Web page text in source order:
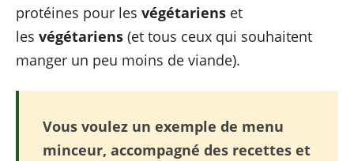
protéines pour les végétariens et
les végétariens (et tous ceux qui souhaitent
manger un peu moins de viande).
Vous voulez un exemple de menu
minceur, accompagné des recettes et